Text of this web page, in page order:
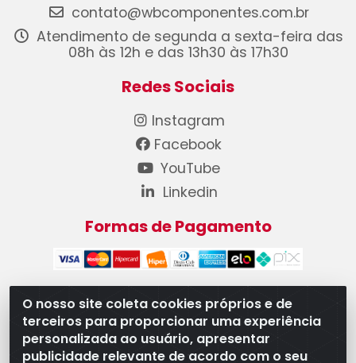
O nosso site coleta cookies próprios e de
terceiros para proporcionar uma experiência
personalizada ao usuário, apresentar
publicidade relevante de acordo com o seu
contato@wbcomponentes.com.br
Atendimento de segunda a sexta-feira das
08h às 12h e das 13h30 às 17h30
Redes Sociais
Instagram
Facebook
YouTube
Linkedin
Formas de Pagamento
WB Componentes Automotivos LTDA - CNPJ
08.528.393/0001-12 - Rua do Níquel, 667 - Parque
Oeste Industrial, Goiânia/GO - CEP 74375-660